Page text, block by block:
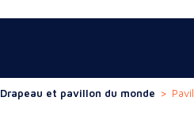
Drapeau et pavillon du monde >